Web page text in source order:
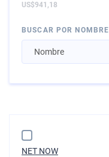
US$941,18
BUSCAR POR NOMBRE
NET NOW